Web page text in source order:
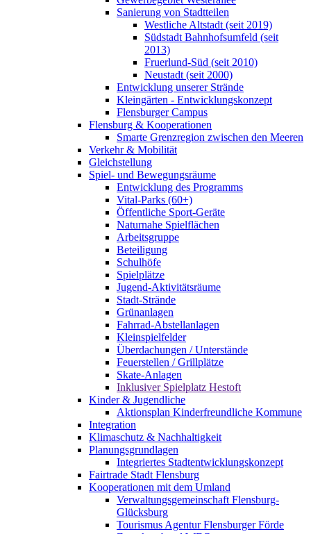
Sanierung von Stadtteilen
Westliche Altstadt (seit 2019)
Südstadt Bahnhofsumfeld (seit
2013)
Fruerlund-Süd (seit 2010)
Neustadt (seit 2000)
Entwicklung unserer Strände
Kleingärten - Entwicklungskonzept
Flensburger Campus
Flensburg & Kooperationen
Smarte Grenzregion zwischen den Meeren
Verkehr & Mobilität
Gleichstellung
Spiel- und Bewegungsräume
Entwicklung des Programms
Vital-Parks (60+)
Öffentliche Sport-Geräte
Naturnahe Spielflächen
Arbeitsgruppe
Beteiligung
Schulhöfe
Spielplätze
Jugend-Aktivitätsräume
Stadt-Strände
Grünanlagen
Fahrrad-Abstellanlagen
Kleinspielfelder
Überdachungen / Unterstände
Feuerstellen / Grillplätze
Skate-Anlagen
Inklusiver Spielplatz Hestoft
Kinder & Jugendliche
Aktionsplan Kinderfreundliche Kommune
Integration
Klimaschutz & Nachhaltigkeit
Planungsgrundlagen
Integriertes Stadtentwicklungskonzept
Fairtrade Stadt Flensburg
Kooperationen mit dem Umland
Verwaltungsgemeinschaft Flensburg-
Glücksburg
Tourismus Agentur Flensburger Förde